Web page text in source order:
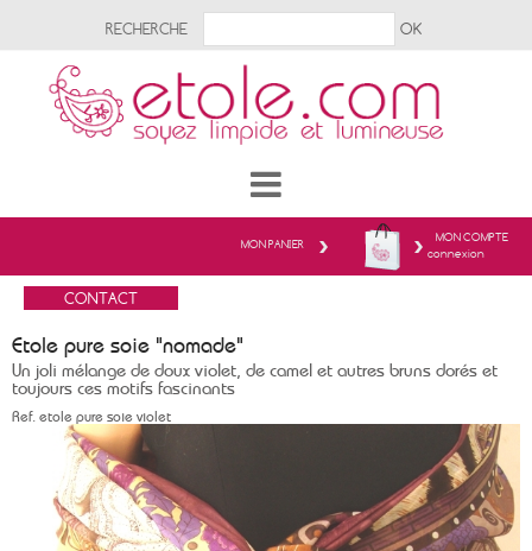
MON COMPTE
connexion
MON PANIER
RECHERCHE
Etole pure soie "nomade"
Un joli mélange de doux violet, de camel et autres bruns dorés et
toujours ces motifs fascinants
Ref. etole pure soie violet